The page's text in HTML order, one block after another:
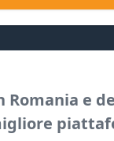
Romania e